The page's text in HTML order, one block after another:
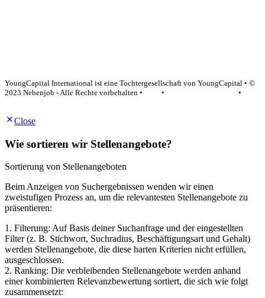
YoungCapital International ist eine Tochtergesellschaft von YoungCapital • ©
2023 Nebenjob - Alle Rechte vorbehalten •
•
•
Close
Wie sortieren wir Stellenangebote?
Sortierung von Stellenangeboten
Beim Anzeigen von Suchergebnissen wenden wir einen
zweistufigen Prozess an, um die relevantesten Stellenangebote zu
präsentieren:
1. Filterung: Auf Basis deiner Suchanfrage und der eingestellten
Filter (z. B. Stichwort, Suchradius, Beschäftigungsart und Gehalt)
werden Stellenangebote, die diese harten Kriterien nicht erfüllen,
ausgeschlossen.
2. Ranking: Die verbleibenden Stellenangebote werden anhand
einer kombinierten Relevanzbewertung sortiert, die sich wie folgt
zusammensetzt: